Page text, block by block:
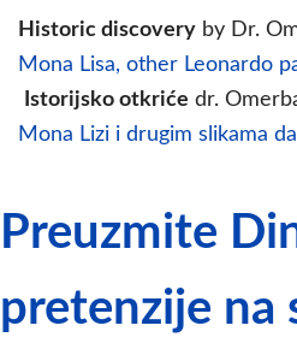
Historic discovery by Dr.
Mona Lisa, other Leonardo
Istorijsko otkriće dr.
Mona Lizi i drugim slikama
Preuzmite
pretenzije na